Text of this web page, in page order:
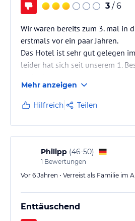
3 / 6
Wir waren bereits zum 3. mal in
erstmals vor ein paar Jahren.
Das Hotel ist sehr gut gelegen
leider hat sich seit unserem 1.
Das Hotel ist
und sehr fleckig. Die Wände
neuen Anstrich und die
Fenstern sind funktionieren
Doppelzimmer mit Frühstück
Dazu kommt, dass auf den
Baustellenlärm, der sich direkt
Mehr anzeigen
Hilfreich Teilen
Philipp (46-50)
1 Bewertungen
Vor 6 Jahren • Verreist als Familie im
Enttäuschend